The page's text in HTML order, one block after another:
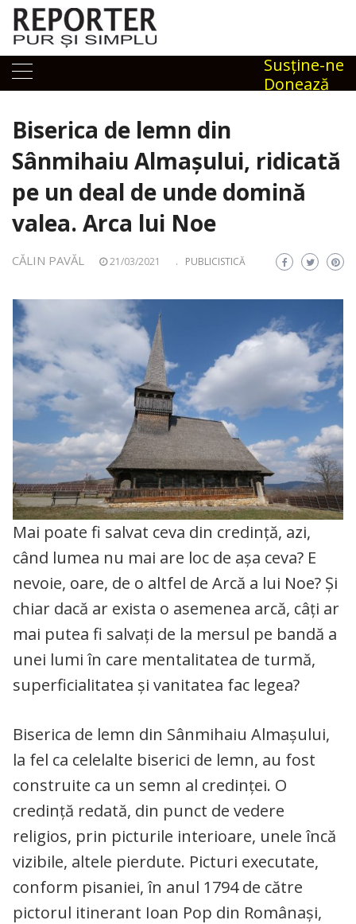
Skip
content
Susţine-ne
Donează
Biserica de lemn din
Sânmihaiu Almașului, ridicată
pe un deal de unde domină
valea. Arca lui Noe
CĂLIN PAVĂL 21/03/2021 . PUBLICISTICĂ
Mai poate fi salvat ceva din credință, azi,
când lumea nu mai are loc de așa ceva? E
nevoie, oare, de o altfel de Arcă a lui Noe? Și
chiar dacă ar exista o asemenea arcă, câți ar
mai putea fi salvați de la mersul pe bandă a
unei lumi în care mentalitatea de turmă,
superficialitatea și vanitatea fac legea?
Biserica de lemn din Sânmihaiu Almașului,
la fel ca celelalte biserici de lemn, au fost
construite ca un semn al credinței. O
credință redată, din punct de vedere
religios, prin picturile interioare, unele încă
vizibile, altele pierdute. Picturi executate,
conform pisaniei, în anul 1794 de către
pictorul itinerant Ioan Pop din Românași,